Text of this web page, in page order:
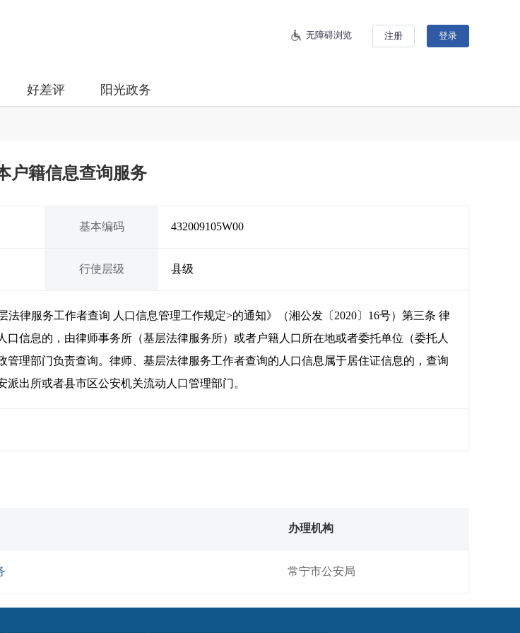
无障碍浏览 注册 登录
好差评 阳光政务
户籍信息查询服务
基本编码 432009105W00
行使层级 县级
法律服务工作者查询 人口信息管理工作规定>的通知》（湘公发〔2020〕16号）第三条 律
信息的，由律师事务所（基层法律服务所）或者户籍人口所在地或者委托单位（委托人
管理部门负责查询。律师、基层法律服务工作者查询的人口信息属于居住证信息的，查询
出所或者县市区公安机关流动人口管理部门。
办理机构
常宁市公安局